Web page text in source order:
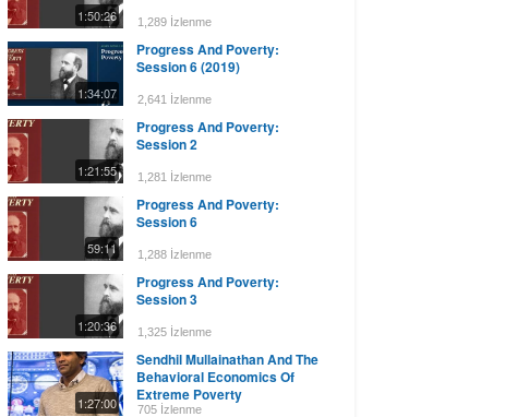
1:50:26 1,289 İzlenme
1:34:07
Progress And Poverty:
Session 6 (2019)
2,641 İzlenme
1:21:55
Progress And Poverty:
Session 2
1,281 İzlenme
59:11
Progress And Poverty:
Session 6
1,288 İzlenme
1:20:36
Progress And Poverty:
Session 3
1,325 İzlenme
1:27:00
Sendhil Mullainathan And The
Behavioral Economics Of
Extreme Poverty
705 İzlenme